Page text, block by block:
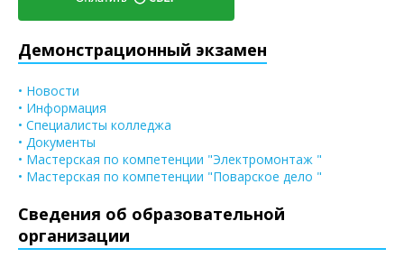
Демонстрационный экзамен
• Новости
• Информация
• Специалисты колледжа
• Документы
• Мастерская по компетенции "Электромонтаж "
• Мастерская по компетенции "Поварское дело "
Сведения об образовательной
организации